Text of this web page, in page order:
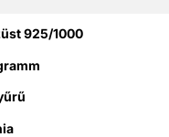
925/1000